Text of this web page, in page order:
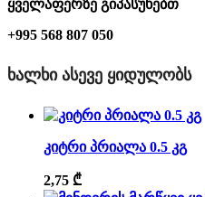
ყველაფერზე გიპასუხებთ
+995 568 807 050
ᲮᲐᲚᲮᲘ ᲐᲡᲔᲕᲔ ᲧᲘᲓᲣᲚᲝᲑᲡ
კიტრი პრიალა 0.5 კგ
2,75 ₾